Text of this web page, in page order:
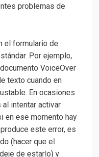
problemas de
el formulario de
Por ejemplo,
VoiceOver
texto cuando en
En ocasiones
intentar activar
en ese momento hay
este error, es
(hacer que el
de estarlo) y